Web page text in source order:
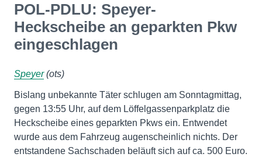
POL-PDLU: Speyer-
Heckscheibe an geparkten Pkw
eingeschlagen
Speyer(ots)
Bislang unbekannte Täter schlugen am Sonntagmittag,
gegen 13:55 Uhr, auf dem Löffelgassenparkplatz die
Heckscheibe eines geparkten Pkws ein. Entwendet
wurde aus dem Fahrzeug augenscheinlich nichts. Der
entstandene Sachschaden beläuft sich auf ca. 500 Euro.